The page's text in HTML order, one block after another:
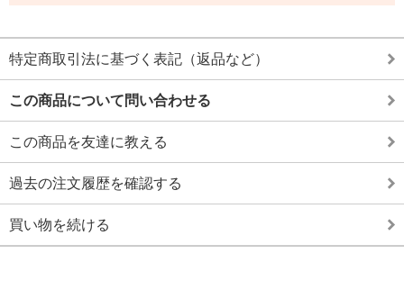
特定商取引法に基づく表記（返品など）
この商品について問い合わせる
この商品を友達に教える
過去の注文履歴を確認する
買い物を続ける